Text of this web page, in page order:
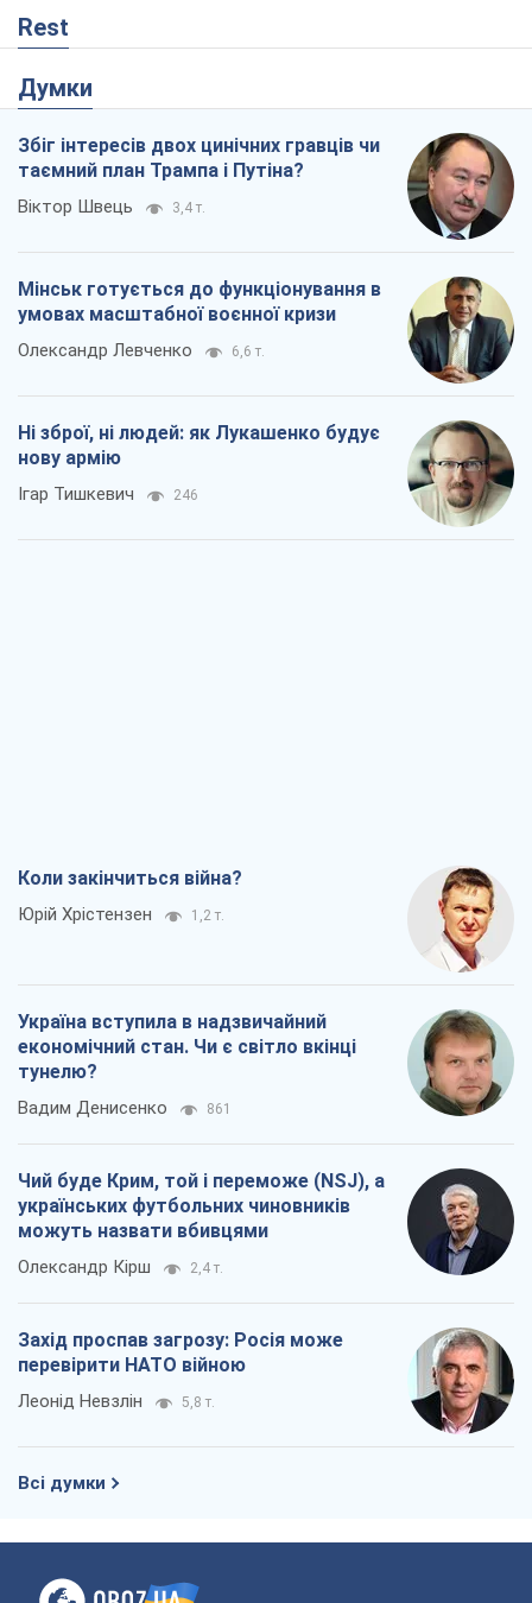
Rest
Думки
Збіг інтересів двох цинічних гравців чи
таємний план Трампа і Путіна?
Віктор Швець 3,4 т.
Мінськ готується до функціонування в
умовах масштабної воєнної кризи
Олександр Левченко 6,6 т.
Ні зброї, ні людей: як Лукашенко будує
нову армію
Ігар Тишкевич 246
Коли закінчиться війна?
Юрій Хрістензен 1,2 т.
Україна вступила в надзвичайний
економічний стан. Чи є світло вкінці
тунелю?
Вадим Денисенко 861
Чий буде Крим, той і переможе (NSJ), а
українських футбольних чиновників
можуть назвати вбивцями
Олександр Кірш 2,4 т.
Захід проспав загрозу: Росія може
перевірити НАТО війною
Леонід Невзлін 5,8 т.
Всі думки